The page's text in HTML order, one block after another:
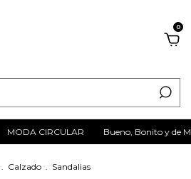
0
MODA CIRCULAR Bueno, Bonito y de
. Calzado . Sandalias